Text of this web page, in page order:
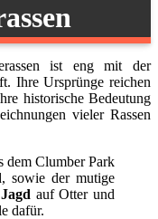
ist eng mit der
Ihre Ursprünge reichen
historische Bedeutung
vieler Rassen
dem Clumber Park
sowie der mutige
Jagd auf Otter und
dafür.